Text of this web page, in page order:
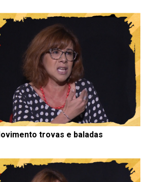
trovas e baladas